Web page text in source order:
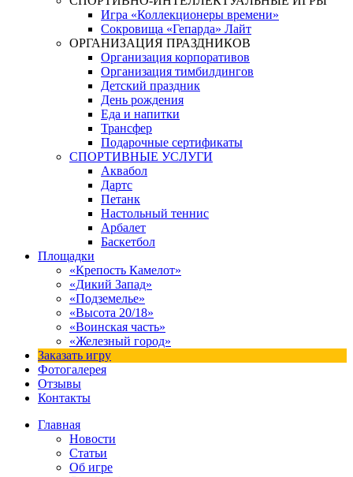
Игра «Коллекционеры времени»
Сокровища «Гепарда» Лайт
ОРГАНИЗАЦИЯ ПРАЗДНИКОВ
Организация корпоративов
Организация тимбилдингов
Детский праздник
День рождения
Еда и напитки
Трансфер
Подарочные сертификаты
СПОРТИВНЫЕ УСЛУГИ
Аквабол
Дартс
Петанк
Настольный теннис
Арбалет
Баскетбол
Площадки
«Крепость Камелот»
«Дикий Запад»
«Подземелье»
«Высота 20/18»
«Воинская часть»
«Железный город»
Заказать игру
Фотогалерея
Отзывы
Контакты
Главная
Новости
Статьи
Об игре